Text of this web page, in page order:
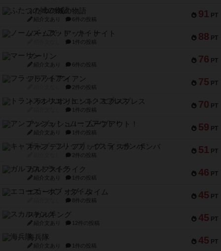
91 PT
ふたつの城の物語
紹介文あり 6件の投稿
88 PT
ノームズ・アット・ナイト
1件の投稿
76 PT
マーリン
紹介文あり 6件の投稿
75 PT
フラットアイアン
2件の投稿
70 PT
トランスオリエント・エクスプレス
1件の投稿
59 PT
アンブッシュ！：ムーブアウト！
紹介文あり 1件の投稿
51 PT
キャプテン・フリップ：イスラ・ボンバ
2件の投稿
46 PT
ガルフストライク
紹介文あり 1件の投稿
45 PT
エコーズ・オブ・タイム
8件の投稿
45 PT
スカルキング
紹介文あり 12件の投稿
45 PT
海兵隊
紹介文あり 1件の投稿